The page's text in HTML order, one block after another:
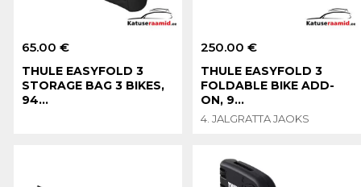
65.00 €
THULE EASYFOLD 3
STORAGE BAG 3 BIKES,
94...
250.00 €
THULE EASYFOLD 3
FOLDABLE BIKE ADD-
ON, 9...
4. JALGRATTA JAOKS